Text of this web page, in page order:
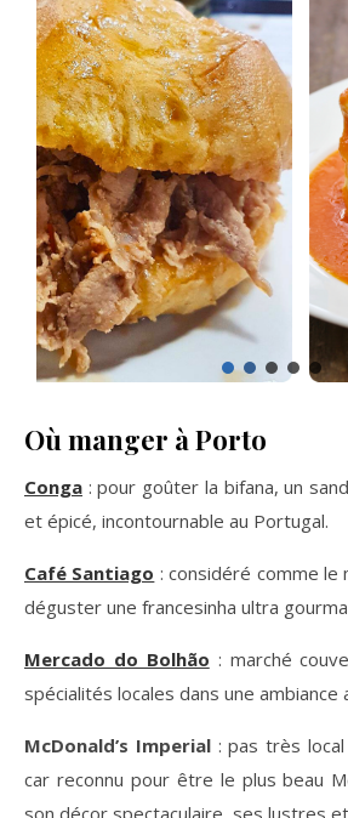
Où manger à Porto
Conga : pour goûter la bifana, un
et épicé, incontournable au Portugal.
Café Santiago : considéré comme
déguster une francesinha ultra
Mercado do Bolhão : marché
spécialités locales dans une ambiance
McDonald’s Imperial: pas très
car reconnu pour être le plus beau
son décor spectaculaire, ses lustres